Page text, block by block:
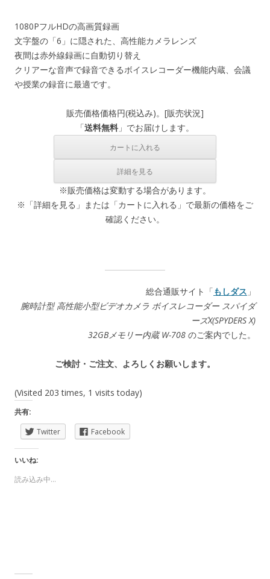
1080PフルHDの高画質録画
文字盤の「6」に隠された、高性能カメラレンズ
夜間は赤外線録画に自動切り替え
クリアーな音声で録音できるボイスレコーダー機能内蔵、会議
や授業の録音に最適です。
販売価格価格円(税込み)。[販売状況]
「送料無料 」でお届けします。
※販売価格は変動する場合があります。
※「詳細を見る」または「カートに入れる」で最新の価格をご
確認ください。
総合通販サイト「もしダス 」
腕時計型 高性能小型ビデオカメラ ボイスレコーダー スパイダ
ーズX(SPYDERS X)
32GBメモリー内蔵 W-708 のご案内でした。
ご検討・ご注文、よろしくお願いします。
(Visited 203 times, 1 visits today)
共有:
Twitter
Facebook
いいね:
読み込み中...